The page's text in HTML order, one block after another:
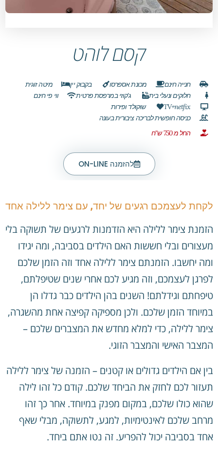
קסם לוהט
חנייה חינם מכונת אספרסו בקבוק יין
מיטה זוגית
חלוקים ונעלי בית
ג'קוזי במרפסת פרטית
ווי פי חינם
TV+netfix
שוקולד ופירות
כניסה חופשית לבריכה ציבורית בעונה
החל מ 750 ש"ח
להזמנה ON-LINE
לקחת לעצמכם רגעים של יחד, עם צימר ללילה אחד
הזמנת צימר ללילה היא הזדמנות לרגעים של תשוקה בלי
מעצורים ובלי חששות האם הילדים בסביבה, ומה יגידו
ומה יחשבו. הזמנתם צימר ללילה אחד וזה הזמן שלכם
לפרגן לעצמכם, וזה מגיע לכם אחרי שנים שטיפלתם,
טיפחתם וגידלתם! השנים בהן הילדים כבר גדלו הן
במיוחד הזמן שלכם. ולכן מספיקה קפיצה אחת מהשגרה,
צימר ללילה, כדי למלא מחדש את המצברים שלכם –
המצבר האישי והמצבר הזוגי.
בין אם הילדים גדולים או קטנים – הזמנה של צימר ללילה
תעזור לכם לחזק את הביחד שלכם. קודם כל זהו לילה
שהוא כולו שלכם, במקום מפנק במיוחד. אחר כך זהו
מרחב שלכם לאינטימיות, למגע, לתשוקה, מבלי שאף
אחד בסביבה יכול להפריע. זה נטו אתם ביחד.